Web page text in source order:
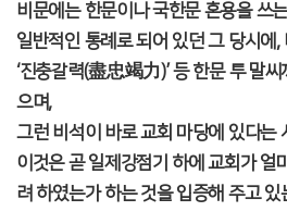
비문에는 한문이나 국한문 혼용을 쓰는
일반적인 통례로 되어 있던 그 당시에,
‘진충갈력(盡忠竭力)’ 등 한문 투 말
으며,
그런 비석이 바로 교회 마당에 있다는
이것은 곧 일제강점기 하에 교회가 얼
려 하였는가 하는 것을 입증해 주고 있